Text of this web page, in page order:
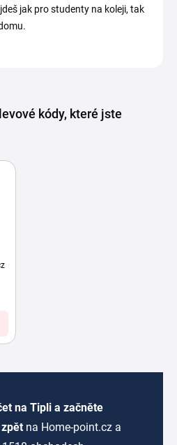
jak pro studenty na koleji, tak
kódy, které jste
na Tipli a začněte
na Home-point.cz a